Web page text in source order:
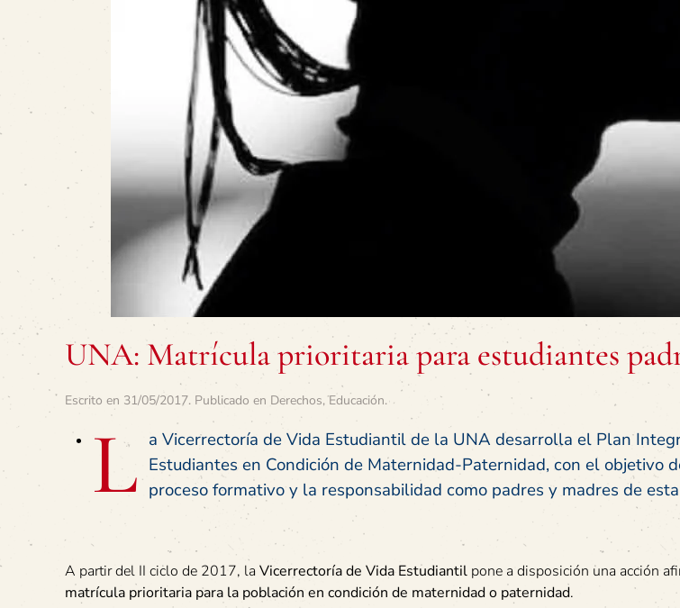
UNA: Matrícula prioritaria para estudiantes
Escrito en 31/05/2017. Publicado en Derechos,Educación.
L a Vicerrectoría de Vida Estudiantil de la UNA desarrolla el Plan
Estudiantes en Condición de Maternidad-Paternidad, con el objetivo
proceso formativo y la responsabilidad como padres y madres de
A partir del II ciclo de 2017, laVicerrectoría de Vida Estudiantil pone a disposición una acción
matrícula prioritaria para la población en condición de maternidad o paternidad.